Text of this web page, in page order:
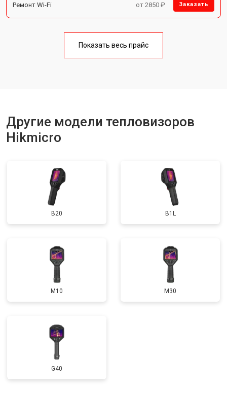
Ремонт Wi-Fi от 2850 ₽ Заказать
Показать весь прайс
Другие модели тепловизоров
Hikmicro
B20 B1L
M10 M30
G40